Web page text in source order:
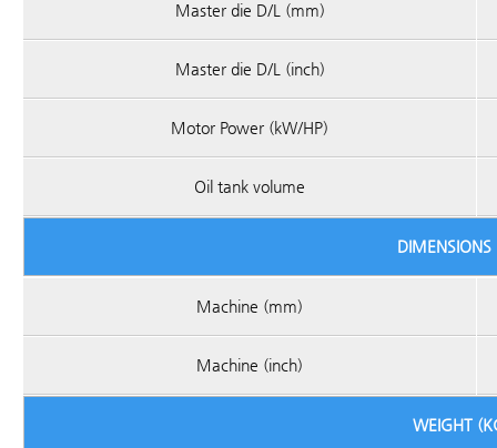
Master die D/L (mm)
Master die D/L (inch)
Motor Power (kW/HP)
Oil tank volume
Machine (mm)
Machine (inch)
WEIGHT